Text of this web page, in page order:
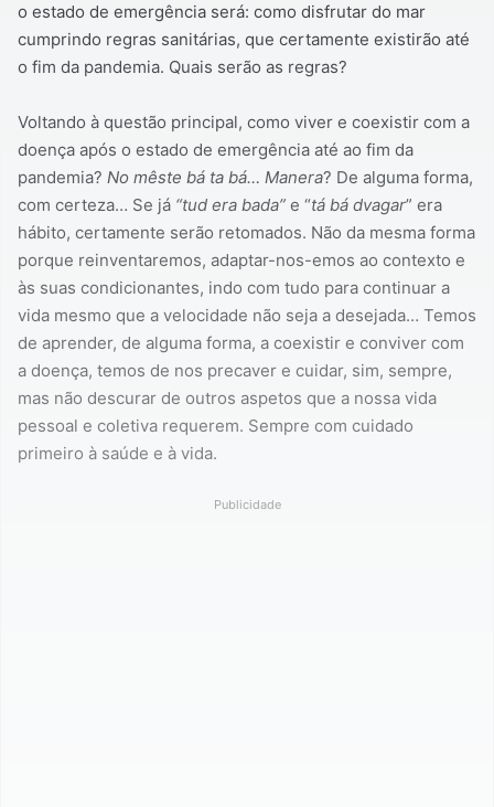
o estado de emergência será: como disfrutar do mar
cumprindo regras sanitárias, que certamente existirão até
o fim da pandemia. Quais serão as regras?
Voltando à questão principal, como viver e coexistir com a
doença após o estado de emergência até ao fim da
pandemia? No mêste bá ta bá… Manera? De alguma forma,
com certeza… Se já “tud era bada” e “tá bá dvagar” era
hábito, certamente serão retomados. Não da mesma forma
porque reinventaremos, adaptar-nos-emos ao contexto e
às suas condicionantes, indo com tudo para continuar a
vida mesmo que a velocidade não seja a desejada… Temos
de aprender, de alguma forma, a coexistir e conviver com
a doença, temos de nos precaver e cuidar, sim, sempre,
mas não descurar de outros aspetos que a nossa vida
pessoal e coletiva requerem. Sempre com cuidado
primeiro à saúde e à vida.
Publicidade